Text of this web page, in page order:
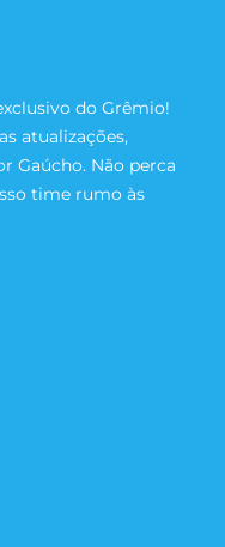
do Grêmio!
atualizações,
Gaúcho. Não perca
time rumo às